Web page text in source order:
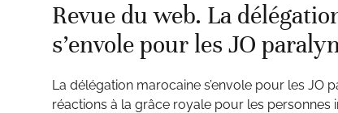
Revue du web. La
s’envole pour les JO
La délégation marocaine s’envole pour les JO
réactions à la grâce royale pour les